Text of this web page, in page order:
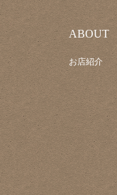
ABOUT
お店紹介